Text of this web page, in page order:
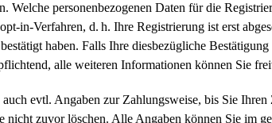
personenbezogenen Daten für die
in-Verfahren, d. h. Ihre Registrierung ist erst
haben. Falls Ihre diesbezügliche
alle weiteren Informationen können Sie
evtl. Angaben zur Zahlungsweise, bis Sie
zuvor löschen. Alle Angaben können Sie im